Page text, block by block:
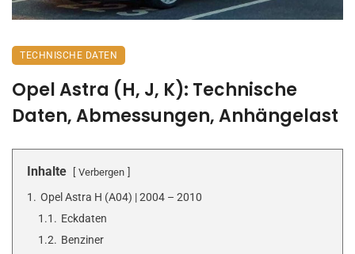
TECHNISCHE DATEN
Opel Astra (H, J, K): Technische
Daten, Abmessungen, Anhängelast
Inhalte Verbergen
1. Opel Astra H (A04) | 2004 – 2010
1.1. Eckdaten
1.2. Benziner